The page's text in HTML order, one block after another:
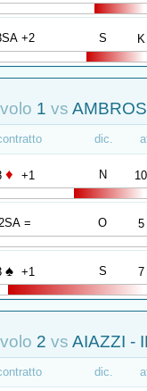
+2 S K
1 vs
dic.
♦ +1 N 10
2SA = O 5
♠ +1 S 7
2 vs AIAZZI -
dic.